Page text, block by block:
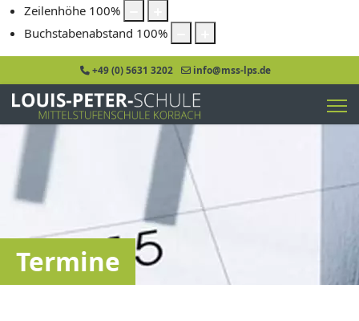
Zeilenhöhe 100%
Buchstabenabstand 100%
+49 (0) 5631 3202 info@mss-lps.de
Termine